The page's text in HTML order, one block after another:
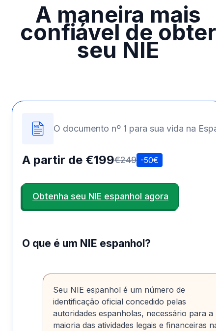
A maneira mais
confiável de obter
seu NIE
O documento nº 1 para sua vida na
A partir de €199€249 -50€
Obtenha seu NIE espanhol agora
O que é um NIE espanhol?
Seu NIE espanhol é um número de
identificação oficial concedido pelas
autoridades espanholas, necessário para a
maioria das atividades legais e financeiras na